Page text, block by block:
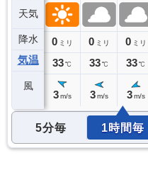
天気
降水
気温
風
0ミリ
32℃
0 ミリ
33℃
3 m/s
0 ミリ
33℃
3 m/s
0 ミリ
33℃
3 m/s
5分毎 1時間毎